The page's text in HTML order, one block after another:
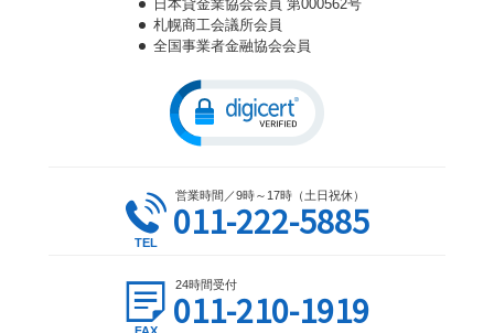
日本貸金業協会会員 第000562号
札幌商工会議所会員
全国事業者金融協会会員
営業時間／9時～17時（土日祝休）
011-222-5885
24時間受付
011-210-1919